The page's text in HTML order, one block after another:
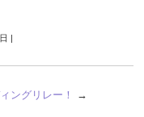
|
ングリレー！ →